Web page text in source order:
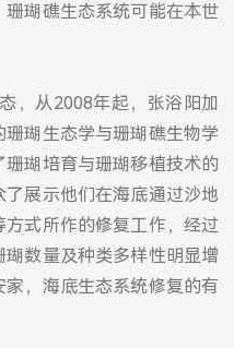
瑚礁生态系统可能在本世
，从2008年起，张浴阳加
瑚生态学与珊瑚礁生物学
瑚培育与珊瑚移植技术的
展示他们在海底通过沙地
式所作的修复工作，经过
数量及种类多样性明显增
，海底生态系统修复的有